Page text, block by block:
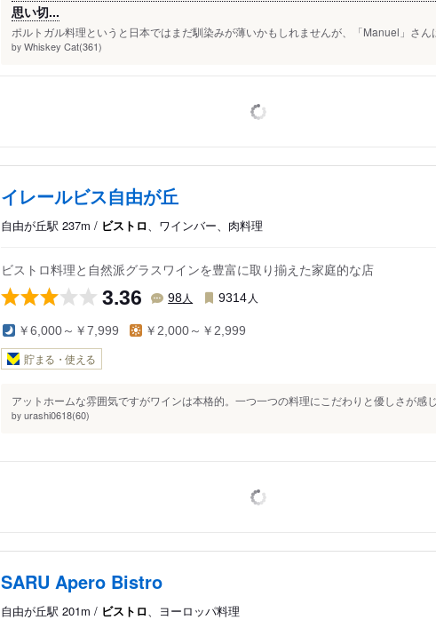
思い切...
ポルトガル料理というと日本ではまだ馴染みが薄いかもしれませんが、「Manuel」さん
by Whiskey Cat(361)
イレールビス自由が丘
自由が丘駅 237m / ビストロ、ワインバー、肉料理
ビストロ料理と自然派グラスワインを豊富に取り揃えた家庭的な店
3.36 98人 9314 人
￥6,000～￥7,999 ￥2,000～￥2,999
貯まる・使える
アットホームな雰囲気ですがワインは本格的。一つ一つの料理にこだわりと優しさが感
by urashi0618(60)
SARU Apero Bistro
自由が丘駅 201m / ビストロ、ヨーロッパ料理